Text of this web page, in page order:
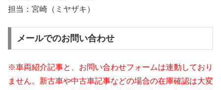
担当：宮崎（ミヤザキ）
メールでのお問い合わせ
※車両紹介記事と、お問い合わせフォームは連動しており
ません。新古車や中古車記事などの場合の在庫確認は大変